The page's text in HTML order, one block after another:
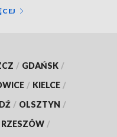
/ GDAŃSK /
/ KIELCE /
/ OLSZTYN /
RZESZÓW /